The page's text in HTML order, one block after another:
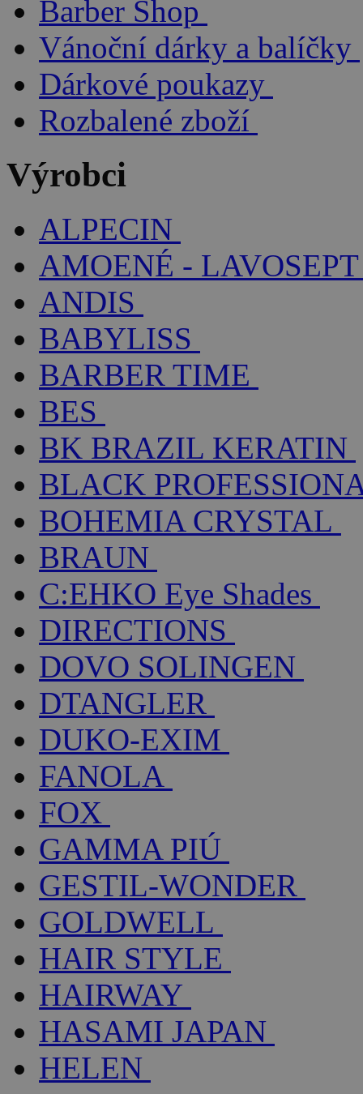
Barber Shop
Vánoční dárky a balíčky
Dárkové poukazy
Rozbalené zboží
Výrobci
ALPECIN
AMOENÉ - LAVOSEPT
ANDIS
BABYLISS
BARBER TIME
BES
BK BRAZIL KERATIN
BLACK
BOHEMIA CRYSTAL
BRAUN
C:EHKO Eye Shades
DIRECTIONS
DOVO SOLINGEN
DTANGLER
DUKO-EXIM
FANOLA
FOX
GAMMA PIÚ
GESTIL-WONDER
GOLDWELL
HAIR STYLE
HAIRWAY
HASAMI JAPAN
HELEN